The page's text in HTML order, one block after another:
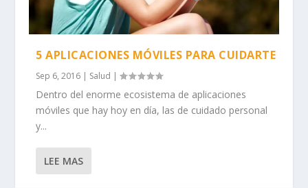
5 APLICACIONES MÓVILES PARA CUIDARTE
Sep 6, 2016 | Salud |
Dentro del enorme ecosistema de aplicaciones
móviles que hay hoy en día, las de cuidado personal
y...
LEE MAS